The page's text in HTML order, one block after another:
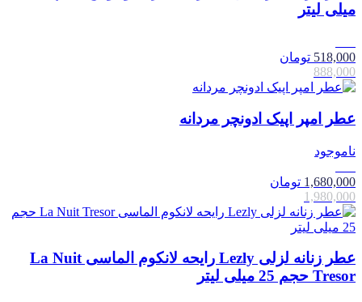
میلی لیتر
518,000 تومان
888,000
عطر امپر اپیک ادونچر مردانه
ناموجود
1,680,000 تومان
1,980,000
عطر زنانه لزلی Lezly رایحه لانکوم الماسی La Nuit
Tresor حجم 25 میلی لیتر